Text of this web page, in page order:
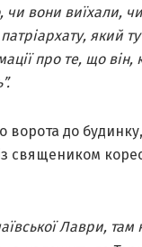
чи вони виїхали,
який
про те, що він,
ворота до
священиком
Лаври,